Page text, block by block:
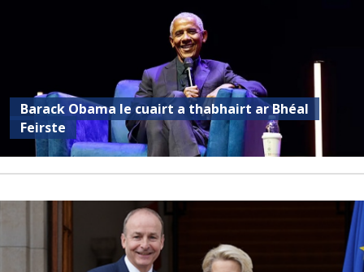
Barack Obama le cuairt a thabhairt ar Bhéal
Feirste